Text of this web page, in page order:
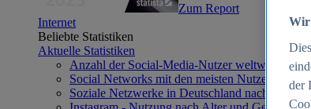
Zum Report
Internet
Beliebte Statistiken
Aktuelle Statistiken
Anzahl der Social-Media-Nutzer weltweit
Social Networks mit den meisten Nutzern
Soziale Netzwerke in Deutschland nach
Wir
der